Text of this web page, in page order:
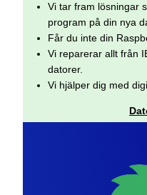
Vi tar fram lösningar
program på din nya
Får du inte din
Vi reparerar allt från
datorer.
Vi hjälper dig med